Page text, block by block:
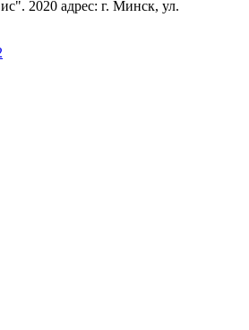
2020 адрес: г. Минск, ул.